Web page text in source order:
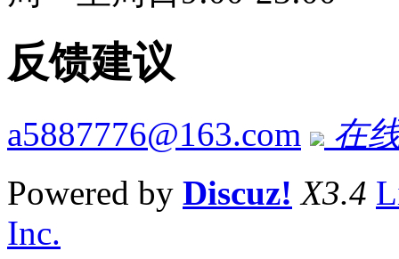
反馈建议
a5887776@163.com
在
Powered by Discuz! X3.4
Inc.